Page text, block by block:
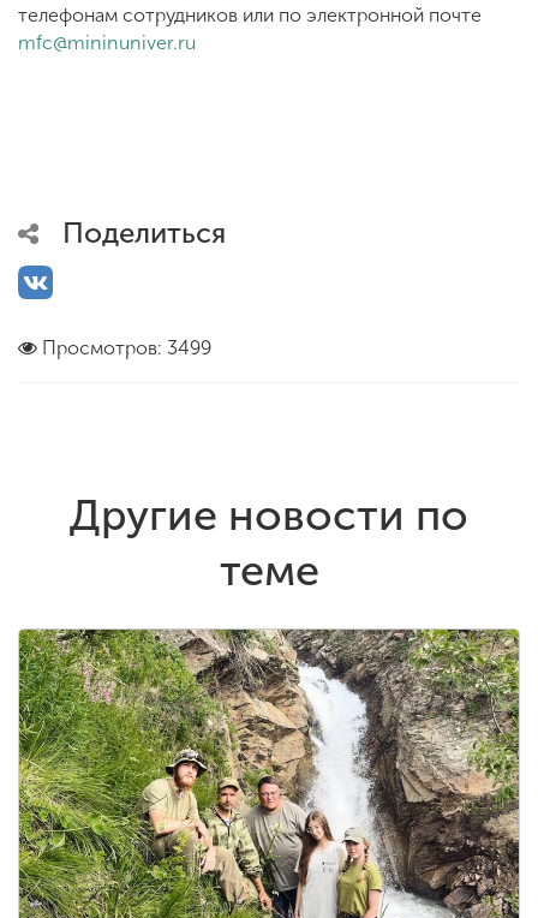
телефонам сотрудников или по электронной почте
mfc@mininuniver.ru
Поделиться
Просмотров: 3499
Другие новости по
теме